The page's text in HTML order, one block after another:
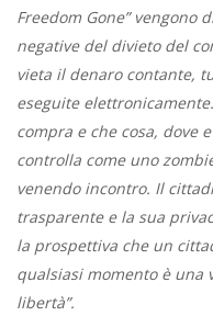
Freedom Gone” vengono
negative del divieto del
vieta il denaro contante,
eseguite
compra e che cosa, dove
controlla come uno
venendo incontro. Il
trasparente e la sua
la prospettiva che un
qualsiasi momento è una
libertà”.